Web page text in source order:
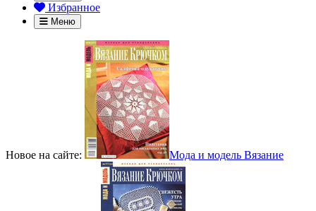
Избранное
Меню
Новое на сайте: Мода и модель Вязание